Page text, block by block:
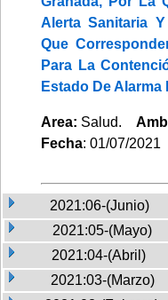
Alerta Sanitaria
Que
Para La
Estado De
Area: Salud.
Fecha: 01/07/2021
2021:06-(Junio)
2021:05-(Mayo)
2021:04-(Abril)
2021:03-(Marzo)